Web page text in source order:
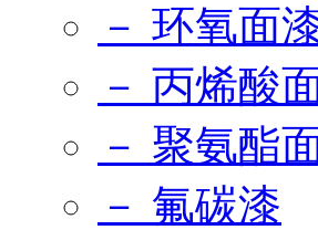
－ 环氧面
－ 丙烯酸
－ 聚氨酯
－ 氟碳漆